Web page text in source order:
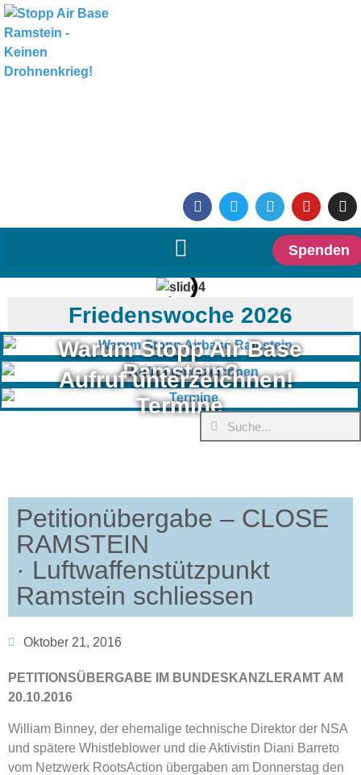
Spenden
Friedenswoche 2026
Warum Stopp Air Base
Ramstein?
Aufruf unterzeichnen!
Termine
Petitionübergabe – CLOSE
RAMSTEIN
· Luftwaffenstützpunkt
Ramstein schliessen
Oktober 21, 2016
PETITIONSÜBERGABE IM BUNDESKANZLERAMT AM
20.10.2016
William Binney, der ehemalige technische Direktor der NSA
und spätere Whistleblower und die Aktivistin Diani Barreto
vom Netzwerk RootsAction übergaben am Donnerstag den